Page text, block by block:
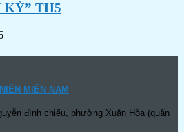
KỲ” TH5
MIỀN NAM
đình chiểu, phường Xuân Hòa (quận